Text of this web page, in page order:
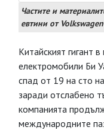
Частите и
евтини от
Китайският гигант
електромобили Би
спад от 19 на сто
заради отслабено
компанията
международните